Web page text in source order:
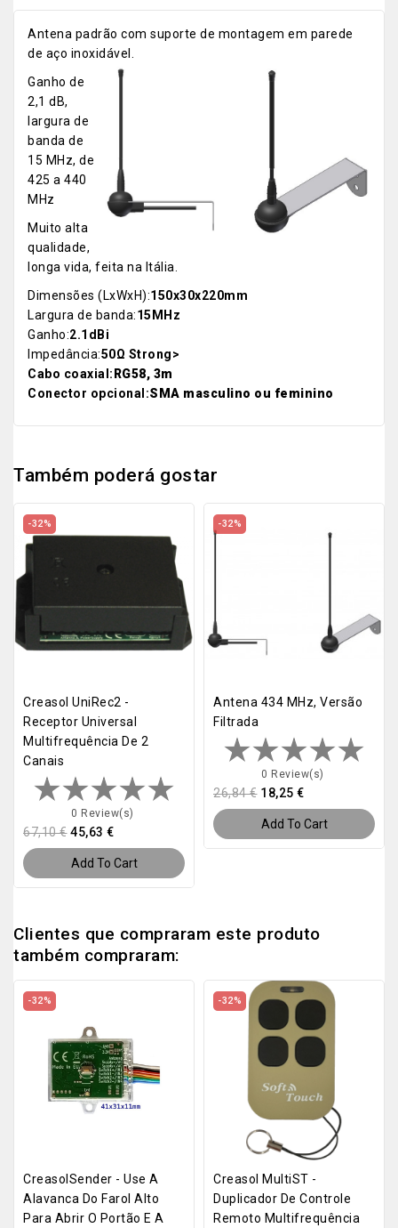
Antena padrão com suporte de montagem em parede
de aço inoxidável.
Ganho de
2,1 dB,
largura de
banda de
15 MHz, de
425 a 440
MHz
Muito alta
qualidade,
longa vida, feita na Itália.
Dimensões (LxWxH):150x30x220mm
Largura de banda:15MHz
Ganho:2.1dBi
Impedância:50Ω Strong>
Cabo coaxial: RG58, 3m
Conector opcional:SMA masculino ou feminino
Também poderá gostar
Creasol UniRec2 -
Receptor Universal
Multifrequência De 2
Canais
0 Review(s)
67,10 € 45,63 €
Add To Cart
-32%
Antena 434 MHz, Versão
Filtrada
0 Review(s)
26,84 € 18,25 €
Add To Cart
-32%
Clientes que compraram este produto
também compraram:
CreasolSender - Use A
Alavanca Do Farol Alto
Para Abrir O Portão E A
-32%
Creasol MultiST -
Duplicador De Controle
Remoto Multifrequência
-32%